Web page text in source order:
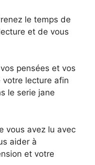
le temps de
et de vous
pensées et vos
lecture afin
le serie jane
vous avez lu avec
aider à
et votre